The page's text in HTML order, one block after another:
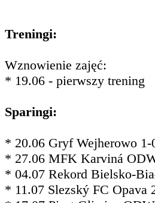
Treningi:
Wznowienie zajęć:
* 19.06 - pierwszy trening
Sparingi:
* 20.06 Gryf Wejherowo 1-
* 27.06 MFK Karviná
* 04.07 Rekord Bielsko-
* 11.07 Slezský FC Opava